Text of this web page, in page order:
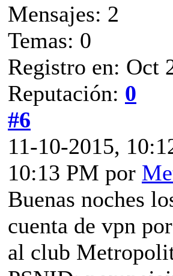
Mensajes: 2
Temas: 0
Registro en: Oct
Reputación: 0
#6
11-10-2015,
10:13 PM por
Buenas noches
cuenta de vpn
al club